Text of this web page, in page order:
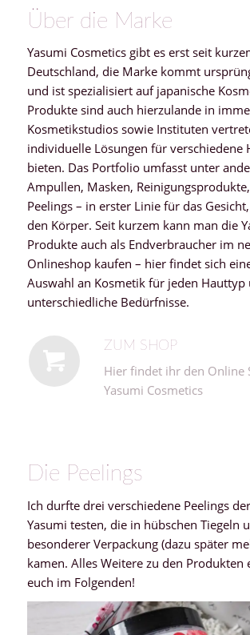
Über die Marke
Yasumi Cosmetics gibt es erst seit
Deutschland, die Marke kommt
und ist spezialisiert auf japanische
Produkte sind auch hierzulande in
Kosmetikstudios sowie Instituten
individuelle Lösungen für verschiedene
bieten. Das Portfolio umfasst unter
Ampullen, Masken,
Peelings – in erster Linie für das
den Körper. Seit kurzem kann man die
Produkte auch als Endverbraucher im
Onlineshop kaufen – hier findet sich
Auswahl an Kosmetik für jeden Hauttyp
unterschiedliche Bedürfnisse.
ZUM SHOP
Hier findet ihr den Online
Yasumi Cosmetics
Die Peelings
Ich durfte drei verschiedene Peelings
Yasumi testen, die in hübschen Tiegeln
besonderer Verpackung (dazu später
kamen. Alles Weitere zu den Produkten
euch im Folgenden!